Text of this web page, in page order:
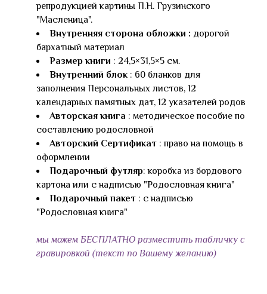
репродукцией картины П.Н. Грузинского
"Масленица".
Внутренняя сторона обложки : дорогой
бархатный материал
Размер книги : 24,5×31,5×5 см.
Внутренний блок : 60 бланков для
заполнения Персональных листов, 12
календарных памятных дат, 12 указателей родов
Авторская книга : методическое пособие по
составлению родословной
Авторский Сертификат : право на помощь в
оформлении
Подарочный футляр: коробка из бордового
картона или с надписью "Родословная книга"
Подарочный пакет : с надписью
"Родословная книга"
мы можем БЕСПЛАТНО разместить табличку с
гравировкой (текст по Вашему желанию)